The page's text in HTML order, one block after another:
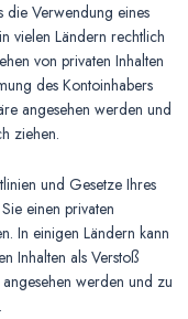
die Verwendung eines
vielen Ländern rechtlich
von privaten Inhalten
des Kontoinhabers
angesehen werden und
ziehen.
und Gesetze Ihres
einen privaten
In einigen Ländern kann
Inhalten als Verstoß
werden und zu